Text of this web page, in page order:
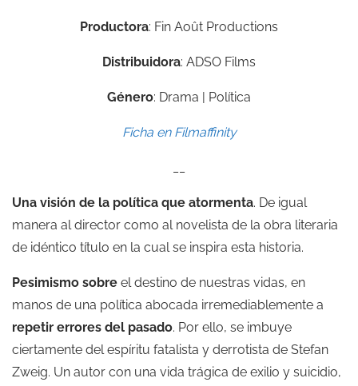
Productora: Fin Août Productions
Distribuidora: ADSO Films
Género: Drama | Política
Ficha en Filmaffinity
Una visión de la política que atormenta. De igual
manera al director como al novelista de la obra literaria
de idéntico título en la cual se inspira esta historia.
Pesimismo sobre el destino de nuestras vidas, en
manos de una política abocada irremediablemente a
repetir errores del pasado. Por ello, se imbuye
ciertamente del espíritu fatalista y derrotista de Stefan
Zweig. Un autor con una vida trágica de exilio y suicidio,